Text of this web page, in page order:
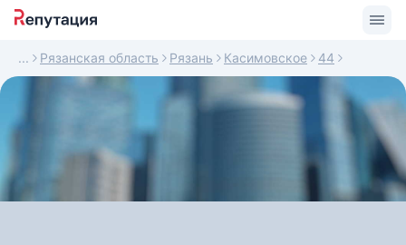
Рязанская область Рязань Касимовское 44